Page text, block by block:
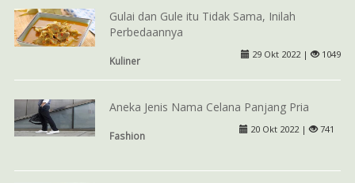
Gulai dan Gule itu Tidak Sama, Inilah
Perbedaannya
Kuliner
29 Okt 2022 | 1049
Aneka Jenis Nama Celana Panjang Pria
Fashion
20 Okt 2022 | 741